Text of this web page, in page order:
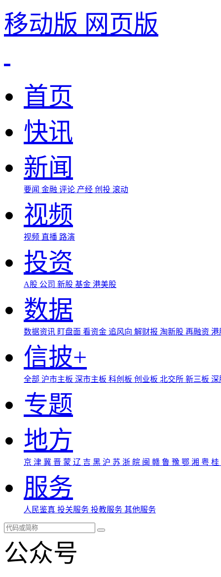
移动版 网页版
首页
快讯
新闻
要闻 金融 评论 产经 创投 滚动
视频
视频 直播 路演
投资
A股 公司 新股 基金 港美股
数据
数据资讯 盯盘面 看资金 追风向 解财报 淘新股 再融资
信披+
全部 沪市主板 深市主板 科创板 创业板 北交所 新三板
专题
地方
京 津 冀 晋 蒙 辽 吉 黑 沪 苏 浙 皖 闽 赣 鲁 豫 鄂 湘 粤 桂
服务
人民鉴真 投关服务 投教服务 其他服务
公众号